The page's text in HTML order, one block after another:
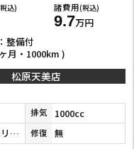
込) 諸費用(税込)
9.7万円
整備付
月・1000km )
松原天美店
排気 1000cc
マゼンダベリーマイカメタリック／ブラックマイカメタリック 修復 無